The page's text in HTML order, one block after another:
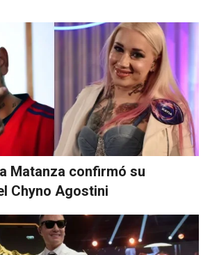
Matanza confirmó su
Chyno Agostini